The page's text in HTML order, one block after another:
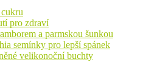
pro zdraví
a parmskou šunkou
semínky pro lepší spánek
velikonoční buchty